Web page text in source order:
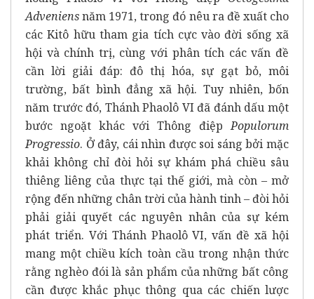
Adveniensnăm 1971, trong đó nêu ra đề xuất cho
các Kitô hữu tham gia tích cực vào đời sống xã
hội và chính trị, cùng với phân tích các vấn đề
cần lời giải đáp: đô thị hóa, sự gạt bỏ, môi
trường, bất bình đẳng xã hội. Tuy nhiên, bốn
năm trước đó, Thánh Phaolô VI đã đánh dấu một
bước ngoặt khác với Thông điệpPopulorum
Progressio. Ở đây, cái nhìn được soi sáng bởi mặc
khải không chỉ đòi hỏi sự khám phá chiều sâu
thiêng liêng của thực tại thế giới, mà còn – mở
rộng đến những chân trời của hành tinh – đòi hỏi
phải giải quyết các nguyên nhân của sự kém
phát triển. Với Thánh Phaolô VI, vấn đề xã hội
mang một chiều kích toàn cầu trong nhận thức
rằng nghèo đói là sản phẩm của những bất công
cần được khắc phục thông qua các chiến lược